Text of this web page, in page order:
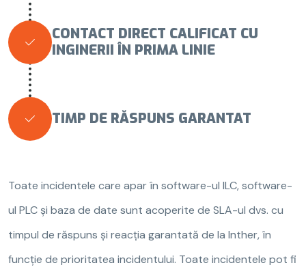

CONTACT DIRECT CALIFICAT CU
INGINERII ÎN PRIMA LINIE
 TIMP DE RĂSPUNS GARANTAT
Toate incidentele care apar în software-ul ILC, software-
ul PLC și baza de date sunt acoperite de SLA-ul dvs. cu
timpul de răspuns și reacția garantată de la Inther, în
funcție de prioritatea incidentului. Toate incidentele pot fi